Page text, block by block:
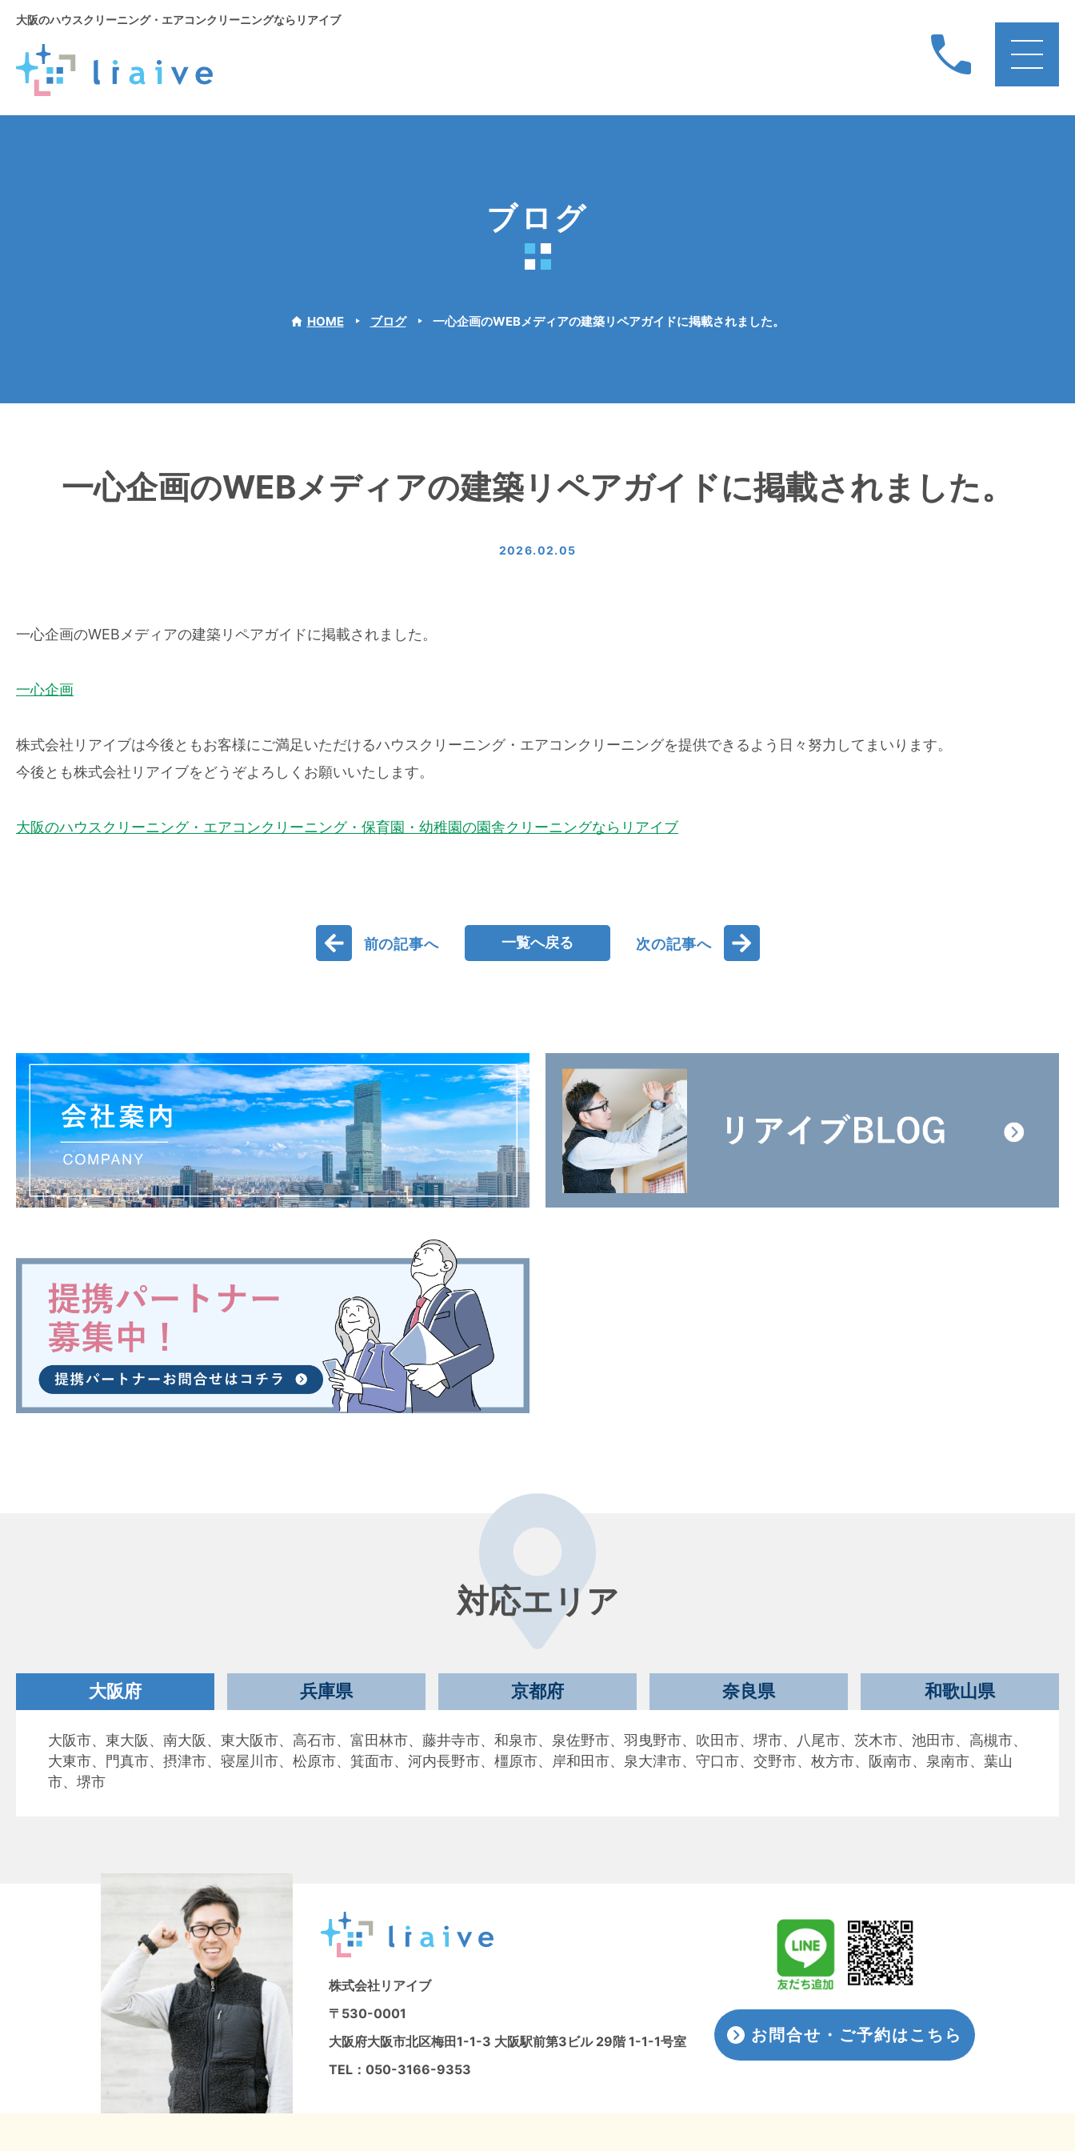
大阪のハウスクリーニング・エアコンクリーニングならリアイブ
ブログ
HOME ブログ 一心企画のWEBメディアの建築リペアガイドに掲載されました。
一心企画のWEBメディアの建築リペアガイドに掲載されました。
2026.02.05
一心企画のWEBメディアの建築リペアガイドに掲載されました。
一心企画
株式会社リアイブは今後ともお客様にご満足いただけるハウスクリーニング・エアコンクリーニングを提供できるよう日々努力してまいります。
今後とも株式会社リアイブをどうぞよろしくお願いいたします。
大阪のハウスクリーニング・エアコンクリーニング・保育園・幼稚園の園舎クリーニングならリアイブ
前の記事へ 一覧へ戻る 次の記事へ
対応エリア
大阪府 兵庫県 京都府 奈良県 和歌山県
大阪市、東大阪、南大阪、東大阪市、高石市、富田林市、藤井寺市、和泉市、泉佐野市、羽曳野市、吹田市、堺市、八尾市、茨木市、池田市、高槻市、
大東市、門真市、摂津市、寝屋川市、松原市、箕面市、河内長野市、橿原市、岸和田市、泉大津市、守口市、交野市、枚方市、阪南市、泉南市、葉山
市、堺市
株式会社リアイブ
〒530-0001
大阪府大阪市北区梅田1-1-3 大阪駅前第3ビル 29階 1-1-1号室
TEL： 050-3166-9353
お問合せ・ご予約はこちら